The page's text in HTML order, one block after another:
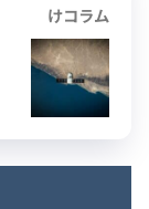
けコラム